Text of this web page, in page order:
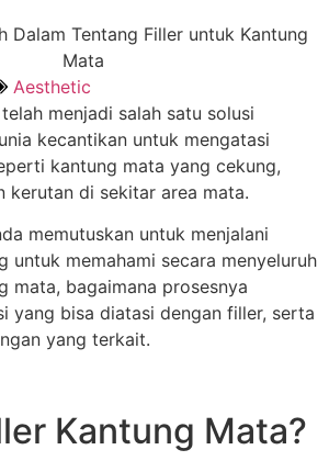
Aesthetic
menjadi salah satu solusi
kecantikan untuk mengatasi
kantung mata yang cekung,
kerutan di sekitar area mata.
memutuskan untuk menjalani
untuk memahami secara menyeluruh
mata, bagaimana prosesnya
yang bisa diatasi dengan filler, serta
yang terkait.
Kantung Mata?